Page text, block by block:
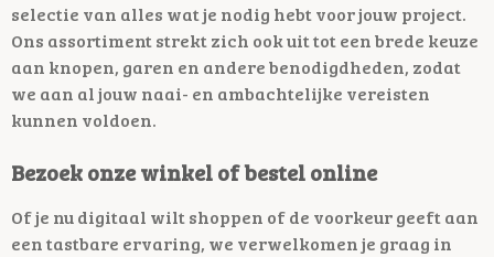
selectie van alles wat je nodig hebt voor jouw project.
Ons assortiment strekt zich ook uit tot een brede keuze
aan knopen, garen en andere benodigdheden, zodat
we aan al jouw naai- en ambachtelijke vereisten
kunnen voldoen.
Bezoek onze winkel of bestel online
Of je nu digitaal wilt shoppen of de voorkeur geeft aan
een tastbare ervaring, we verwelkomen je graag in